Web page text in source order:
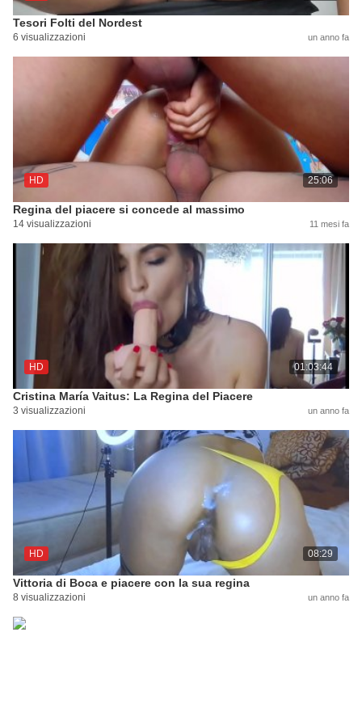
Tesori Folti del Nordest
6 visualizzazioni un anno fa
HD 25:06
Regina del piacere si concede al massimo
14 visualizzazioni 11 mesi fa
HD 01:03:44
Cristina María Vaitus: La Regina del Piacere
3 visualizzazioni un anno fa
HD 08:29
Vittoria di Boca e piacere con la sua regina
8 visualizzazioni un anno fa